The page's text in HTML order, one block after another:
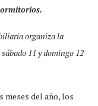
organiza la
11 y domingo 12
meses del año, los